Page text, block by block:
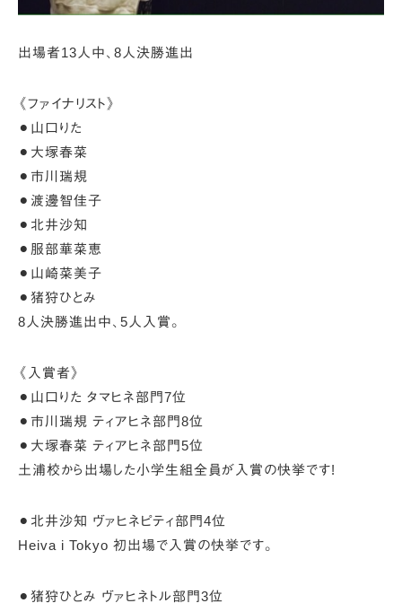
出場者13人中、8人決勝進出
《ファイナリスト》
⚫︎山口りた
⚫︎大塚春菜
⚫︎市川瑞規
⚫︎渡邊智佳子
⚫︎北井沙知
⚫︎服部華菜恵
⚫︎山崎菜美子
⚫︎猪狩ひとみ
8人決勝進出中、5人入賞。
《入賞者》
⚫︎山口りた タマヒネ部門7位
⚫︎市川瑞規 ティアヒネ部門8位
⚫︎大塚春菜 ティアヒネ部門5位
土浦校から出場した小学生組全員が入賞の快挙です!
⚫︎北井沙知 ヴァヒネピティ部門4位
Heiva i Tokyo 初出場で入賞の快挙です。
⚫︎猪狩ひとみ ヴァヒネトル部門3位